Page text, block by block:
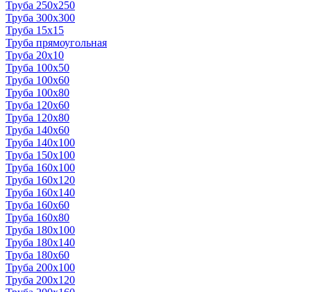
Труба 250x250
Труба 300x300
Труба 15x15
Труба прямоугольная
Труба 20x10
Труба 100x50
Труба 100x60
Труба 100x80
Труба 120x60
Труба 120x80
Труба 140x60
Труба 140x100
Труба 150x100
Труба 160x100
Труба 160x120
Труба 160x140
Труба 160x60
Труба 160x80
Труба 180x100
Труба 180x140
Труба 180x60
Труба 200x100
Труба 200x120